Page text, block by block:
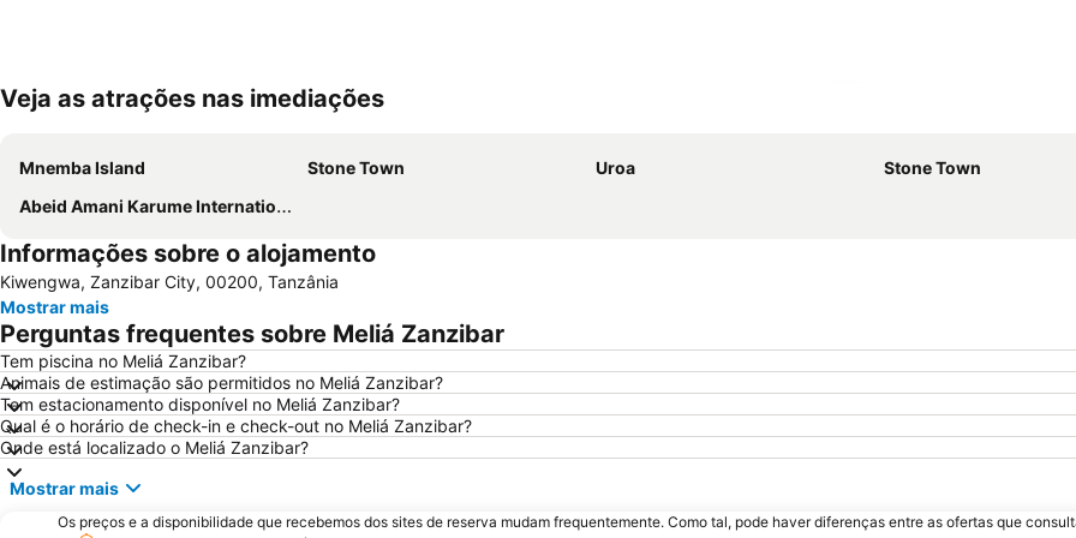
Veja as atrações nas imediações
Mnemba Island Stone Town Uroa
Stone Town
Abeid Amani Karume International Airport
Informações sobre o alojamento
Kiwengwa, Zanzibar City, 00200, Tanzânia
Mostrar mais
Perguntas frequentes sobre Meliá Zanzibar
Tem piscina no Meliá Zanzibar?
Animais de estimação são permitidos no Meliá Zanzibar?
Tem estacionamento disponível no Meliá Zanzibar?
Qual é o horário de check-in e check-out no Meliá Zanzibar?
Onde está localizado o Meliá Zanzibar?
Mostrar mais
Os preços e a disponibilidade que recebemos dos sites de reserva mudam frequentemente. Como tal, pode haver diferenças entre as ofertas que